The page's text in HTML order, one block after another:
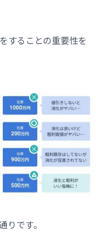
することの重要性を
りです。